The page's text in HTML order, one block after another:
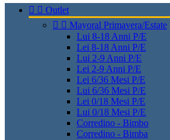
  Outlet
  Mayoral Primavera/Estate
Lui 8-18 Anni P/E
Lei 8-18 Anni P/E
Lui 2-9 Anni P/E
Lei 2-9 Anni P/E
Lei 6/36 Mesi P/E
Lui 6/36 Mesi P/E
Lei 0/18 Mesi P/E
Lui 0/18 Mesi P/E
Corredino - Bimbo
Corredino - Bimba